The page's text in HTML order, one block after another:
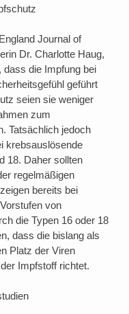
Journal of
Dr. Charlotte Haug,
dass die Impfung bei
geführt
seien sie weniger
zum
Tatsächlich jedoch
krebsauslösende
18. Daher sollten
regelmäßigen
bereits bei
von
die Typen 16 oder 18
dass die bislang als
Platz der Viren
Impfstoff richtet.